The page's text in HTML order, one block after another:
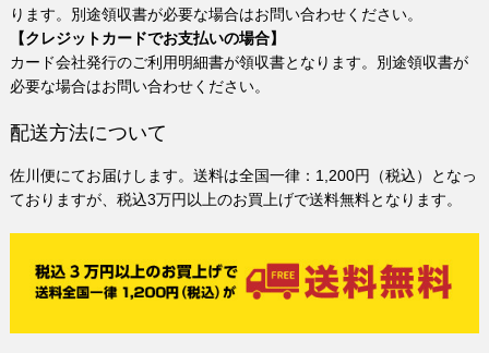
ります。別途領収書が必要な場合はお問い合わせください。
【クレジットカードでお支払いの場合】
カード会社発行のご利用明細書が領収書となります。別途領収書が
必要な場合はお問い合わせください。
配送方法について
佐川便にてお届けします。送料は全国一律：1,200円（税込）となっ
ておりますが、税込3万円以上のお買上げで送料無料となります。